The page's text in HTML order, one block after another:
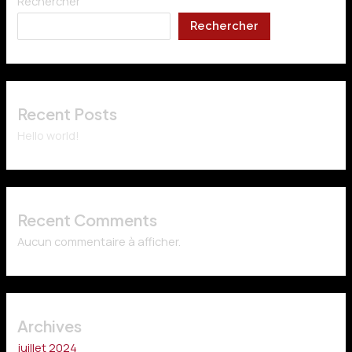
Rechercher
Recent Posts
Hello world!
Recent Comments
Aucun commentaire à afficher.
Archives
juillet 2024